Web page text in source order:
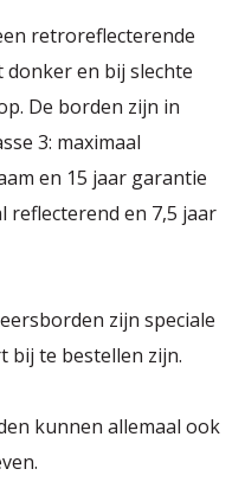
retroreflecterende
en bij slechte
De borden zijn in
3: maximaal
en 15 jaar garantie
reflecterend en 7,5 jaar
zijn speciale
bij te bestellen zijn.
kunnen allemaal ook